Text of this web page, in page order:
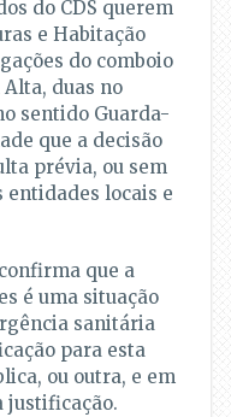
do CDS querem
e Habitação
do comboio
duas no
sentido Guarda-
que a decisão
prévia, ou sem
entidades locais e
que a
é uma situação
sanitária
para esta
ou outra, e em
justificação.